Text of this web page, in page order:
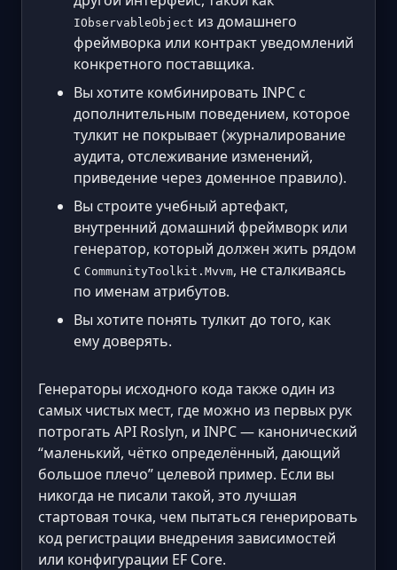
IObservableObject из домашнего
фреймворка или контракт уведомлений
конкретного поставщика.
Вы хотите комбинировать INPC с
дополнительным поведением, которое
тулкит не покрывает (журналирование
аудита, отслеживание изменений,
приведение через доменное правило).
Вы строите учебный артефакт,
внутренний домашний фреймворк или
генератор, который должен жить рядом
с CommunityToolkit.Mvvm, не сталкиваясь
по именам атрибутов.
Вы хотите понять тулкит до того, как
ему доверять.
Генераторы исходного кода также один из
самых чистых мест, где можно из первых рук
потрогать API Roslyn, и INPC — канонический
“маленький, чётко определённый, дающий
большое плечо” целевой пример. Если вы
никогда не писали такой, это лучшая
стартовая точка, чем пытаться генерировать
код регистрации внедрения зависимостей
или конфигурации EF Core.